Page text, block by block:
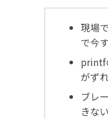
現場
で今
printf
がず
ブレ
きない